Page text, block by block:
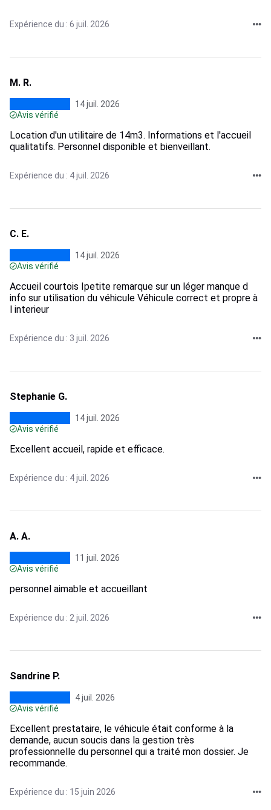
Expérience du : 6 juil. 2026
M. R.
14 juil. 2026
Avis vérifié
Location d'un utilitaire de 14m3. Informations et l'accueil
qualitatifs. Personnel disponible et bienveillant.
Expérience du : 4 juil. 2026
C. E.
14 juil. 2026
Avis vérifié
Accueil courtois Ipetite remarque sur un léger manque d
info sur utilisation du véhicule Véhicule correct et propre à
l interieur
Expérience du : 3 juil. 2026
Stephanie G.
14 juil. 2026
Avis vérifié
Excellent accueil, rapide et efficace.
Expérience du : 4 juil. 2026
A. A.
11 juil. 2026
Avis vérifié
personnel aimable et accueillant
Expérience du : 2 juil. 2026
Sandrine P.
4 juil. 2026
Avis vérifié
Excellent prestataire, le véhicule était conforme à la
demande, aucun soucis dans la gestion très
professionnelle du personnel qui a traité mon dossier. Je
recommande.
Expérience du : 15 juin 2026